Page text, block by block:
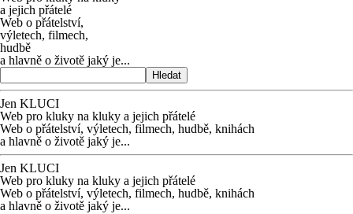
a jejich přátelé
Web o přátelství,
výletech, filmech,
hudbě
a hlavně o životě jaký je...
Hledat
Jen KLUCI
Web pro kluky na kluky a jejich přátelé
Web o přátelství, výletech, filmech, hudbě, knihách
a hlavně o životě jaký je...
Jen KLUCI
Web pro kluky na kluky a jejich přátelé
Web o přátelství, výletech, filmech, hudbě, knihách
a hlavně o životě jaký je...